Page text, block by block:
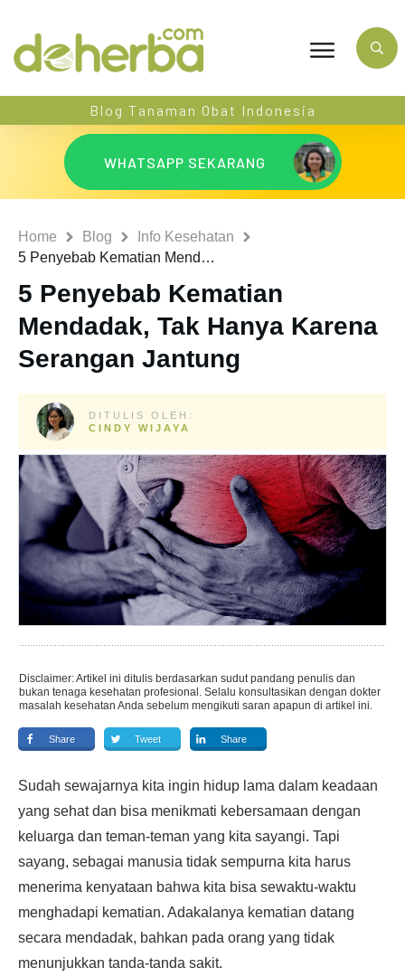
Blog Tanaman Obat Indonesia
WHATSAPP SEKARANG
Home Blog
Info Kesehatan
5 Penyebab Kematian Mendadak, Tak Hanya Karena Serangan Jantung
5 Penyebab Kematian
Mendadak, Tak Hanya Karena
Serangan Jantung
DITULIS OLEH:
CINDY WIJAYA
Disclaimer: Artikel ini ditulis berdasarkan sudut pandang penulis dan
bukan tenaga kesehatan profesional. Selalu konsultasikan dengan dokter
masalah kesehatan Anda sebelum mengikuti saran apapun di artikel ini.
Share Tweet Share
Sudah sewajarnya kita ingin hidup lama dalam keadaan
yang sehat dan bisa menikmati kebersamaan dengan
keluarga dan teman-teman yang kita sayangi. Tapi
sayang, sebagai manusia tidak sempurna kita harus
menerima kenyataan bahwa kita bisa sewaktu-waktu
menghadapi kematian. Adakalanya kematian datang
secara mendadak, bahkan pada orang yang tidak
menunjukkan tanda-tanda sakit.